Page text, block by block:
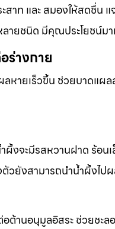
าท และ สมองให้สดชื่น
ลายชนิด มีคุณประโยชน์
ร่างกาย
ายเร็วขึ้น ช่วยบาดแผ
ผึ้งจะมีรสหวานฝาด ร้อ
วยังสามารถนำน้ำผึ้งไป
ต้านอนุมูลอิสระ ช่วยช